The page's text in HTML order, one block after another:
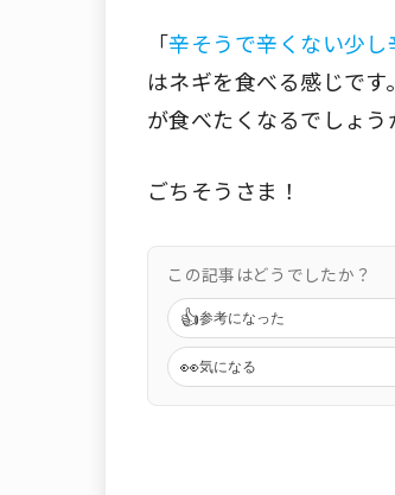
「辛そうで辛くない少し
はネギを食べる感じで
が食べたくなるでしょう
ごちそうさま！
この記事はどうでしたか？
👍参考になった
👀気になる